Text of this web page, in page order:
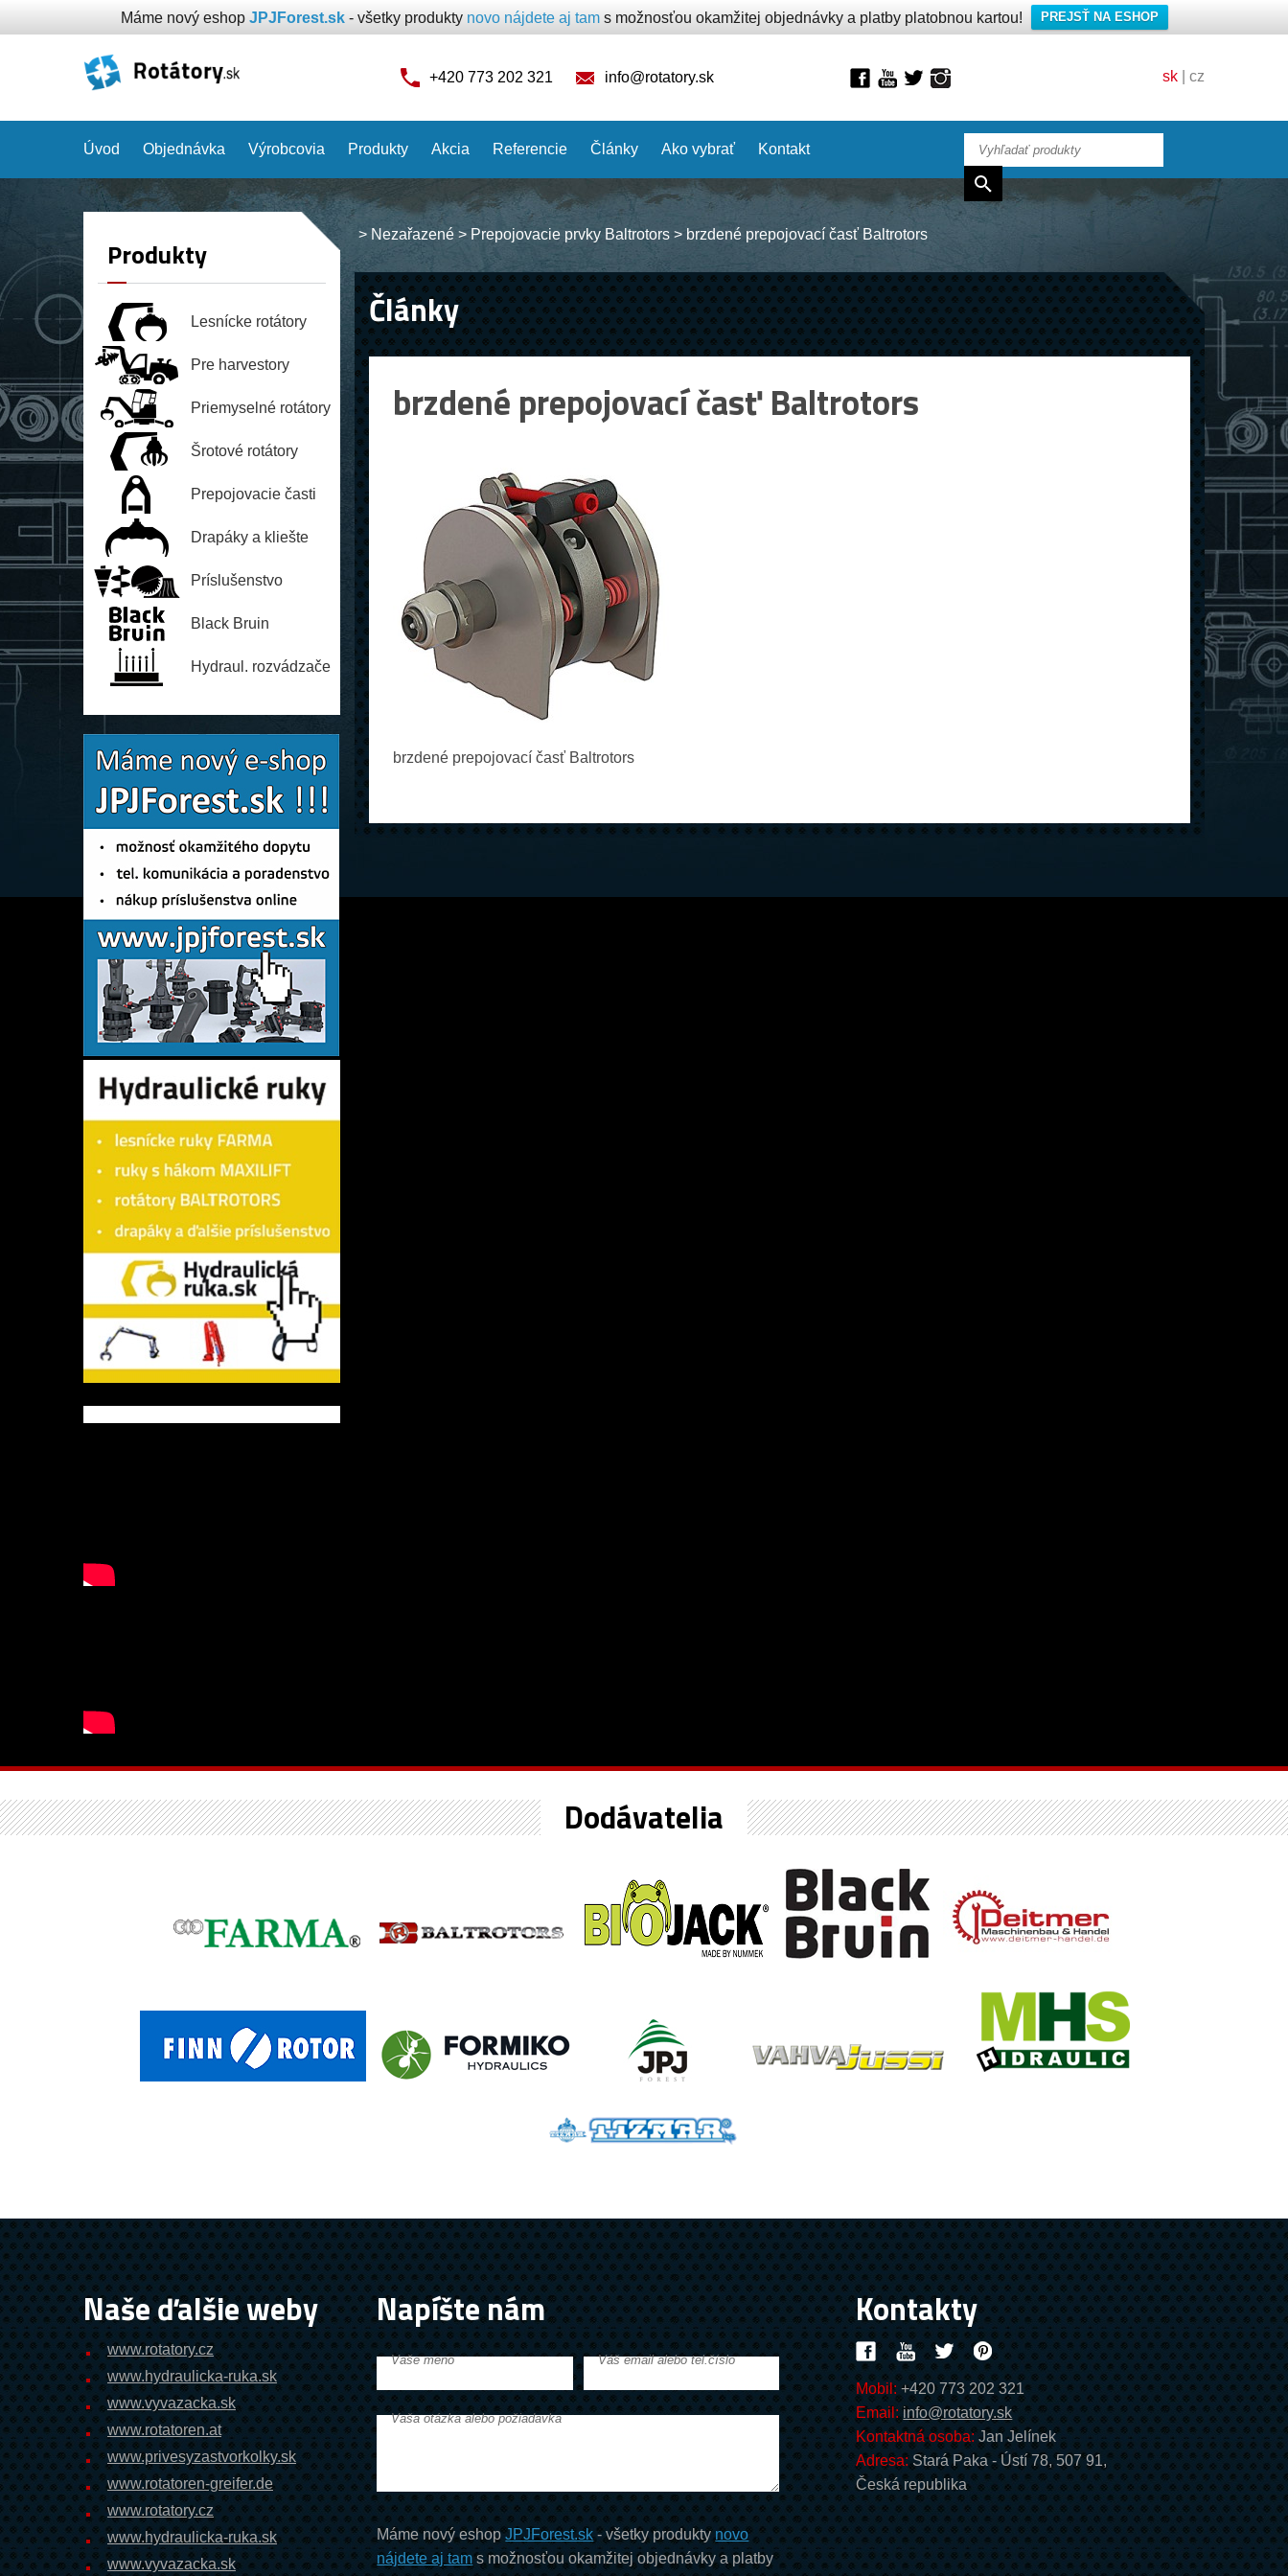
Máme nový eshop JPJForest.sk- všetky produkty novo nájdete aj tams možnosťou okamžitej objednávky a platby platobnou kartou! PREJSŤ NA ESHOP
+420 773 202 321 info@rotatory.sk sk| cz
Úvod Objednávka Výrobcovia Produkty Akcia Referencie Články Ako vybrať Kontakt
Produkty
Lesnícke rotátory
Pre harvestory
Priemyselné rotátory
Šrotové rotátory
Prepojovacie časti
Drapáky a kliešte
Príslušenstvo
Black Bruin
Hydraul. rozvádzače
> Nezařazené> Prepojovacie prvky Baltrotors> brzdené prepojovací časť Baltrotors
Články
brzdené prepojovací časť Baltrotors
brzdené prepojovací časť Baltrotors
Dodávatelia
Naše ďalšie weby
www.rotatory.cz
www.hydraulicka-ruka.sk
www.vyvazacka.sk
www.rotatoren.at
www.privesyzastvorkolky.sk
www.rotatoren-greifer.de
www.rotatory.cz
www.hydraulicka-ruka.sk
www.vyvazacka.sk
Napíšte nám
Vaše meno Váš email alebo tel.číslo
Vaša otázka alebo požiadavka
Máme nový eshopJPJForest.sk- všetky produktynovo
nájdete aj tams možnosťou okamžitej objednávky a platby
Kontakty
Mobil: +420 773 202 321
Email: info@rotatory.sk
Kontaktná osoba:Jan Jelínek
Adresa:Stará Paka - Ústí 78, 507 91,
Česká republika